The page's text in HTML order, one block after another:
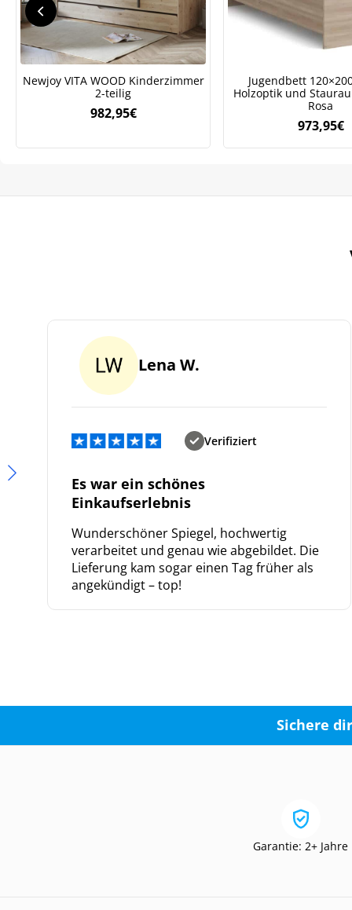
Newjoy VITA WOOD Kinderzimmer
2-teilig
982,95€
Jugendbett
Holzoptik und
Rosa
973,95€
Lena W.
Verifiziert
Es war ein schönes
Einkaufserlebnis
Wunderschöner Spiegel, hochwertig
verarbeitet und genau wie abgebildet. Die
Lieferung kam sogar einen Tag früher als
angekündigt – top!
Sichere
Garantie: 2+ Jahre